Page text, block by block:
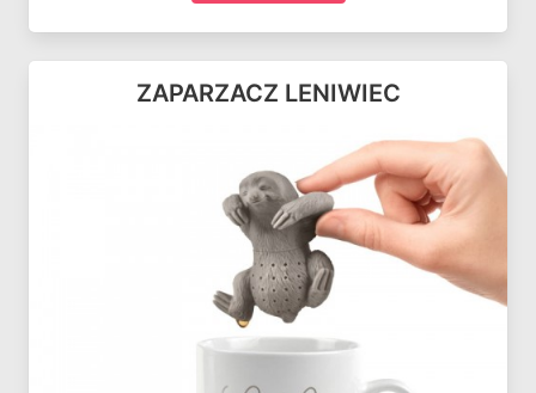
ZAPARZACZ LENIWIEC